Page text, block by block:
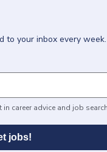
to your inbox every week.
in career advice and job
jobs!